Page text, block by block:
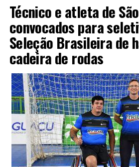
Técnico e atleta de
convocados para
Seleção Brasileira de
cadeira de rodas